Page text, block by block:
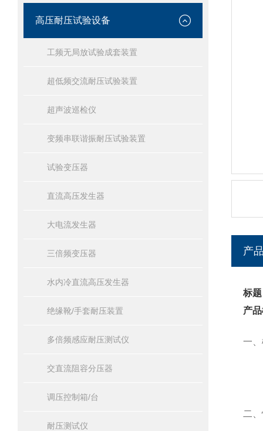
高压耐压试验设备
工频无局放试验成套装置
超低频交流耐压试验装置
超声波巡检仪
变频串联谐振耐压试验装置
试验变压器
直流高压发生器
大电流发生器
三倍频变压器
水内冷直流高压发生器
绝缘靴/手套耐压装置
多倍频感应耐压测试仪
交直流阻容分压器
调压控制箱/台
耐压测试仪
产
标
产
一
二